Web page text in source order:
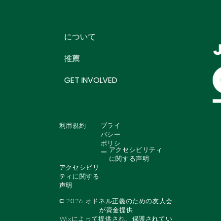
について
推薦
GET INVOLVED
利用規約
プライ
バシー
ポリシ
ー
アクセシビリ
ティに関する
声明
© 2026 オドネル正義のための友人会
が資金提供
Wixによって提供され、保護されてい
アクセシビリティ
に関する声明